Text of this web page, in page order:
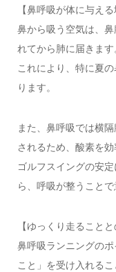
【鼻呼吸が体に与え
鼻から吸う空気は、
れてから肺に届きます
これにより、特に夏
ります。
また、鼻呼吸では横
されるため、酸素を
ゴルフスイングの安
ら、呼吸が整うこと
【ゆっくり走ること
鼻呼吸ランニングの
こと」を受け入れるこ